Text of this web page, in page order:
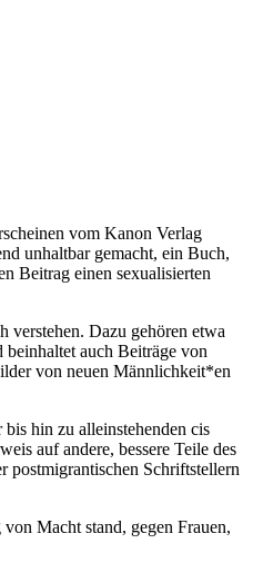
vom Kanon Verlag
unhaltbar gemacht, ein Buch,
Beitrag einen sexualisierten
verstehen. Dazu gehören etwa
beinhaltet auch Beiträge von
von neuen Männlichkeit*en
hin zu alleinstehenden cis
auf andere, bessere Teile des
postmigrantischen Schriftstellern
Macht stand, gegen Frauen,